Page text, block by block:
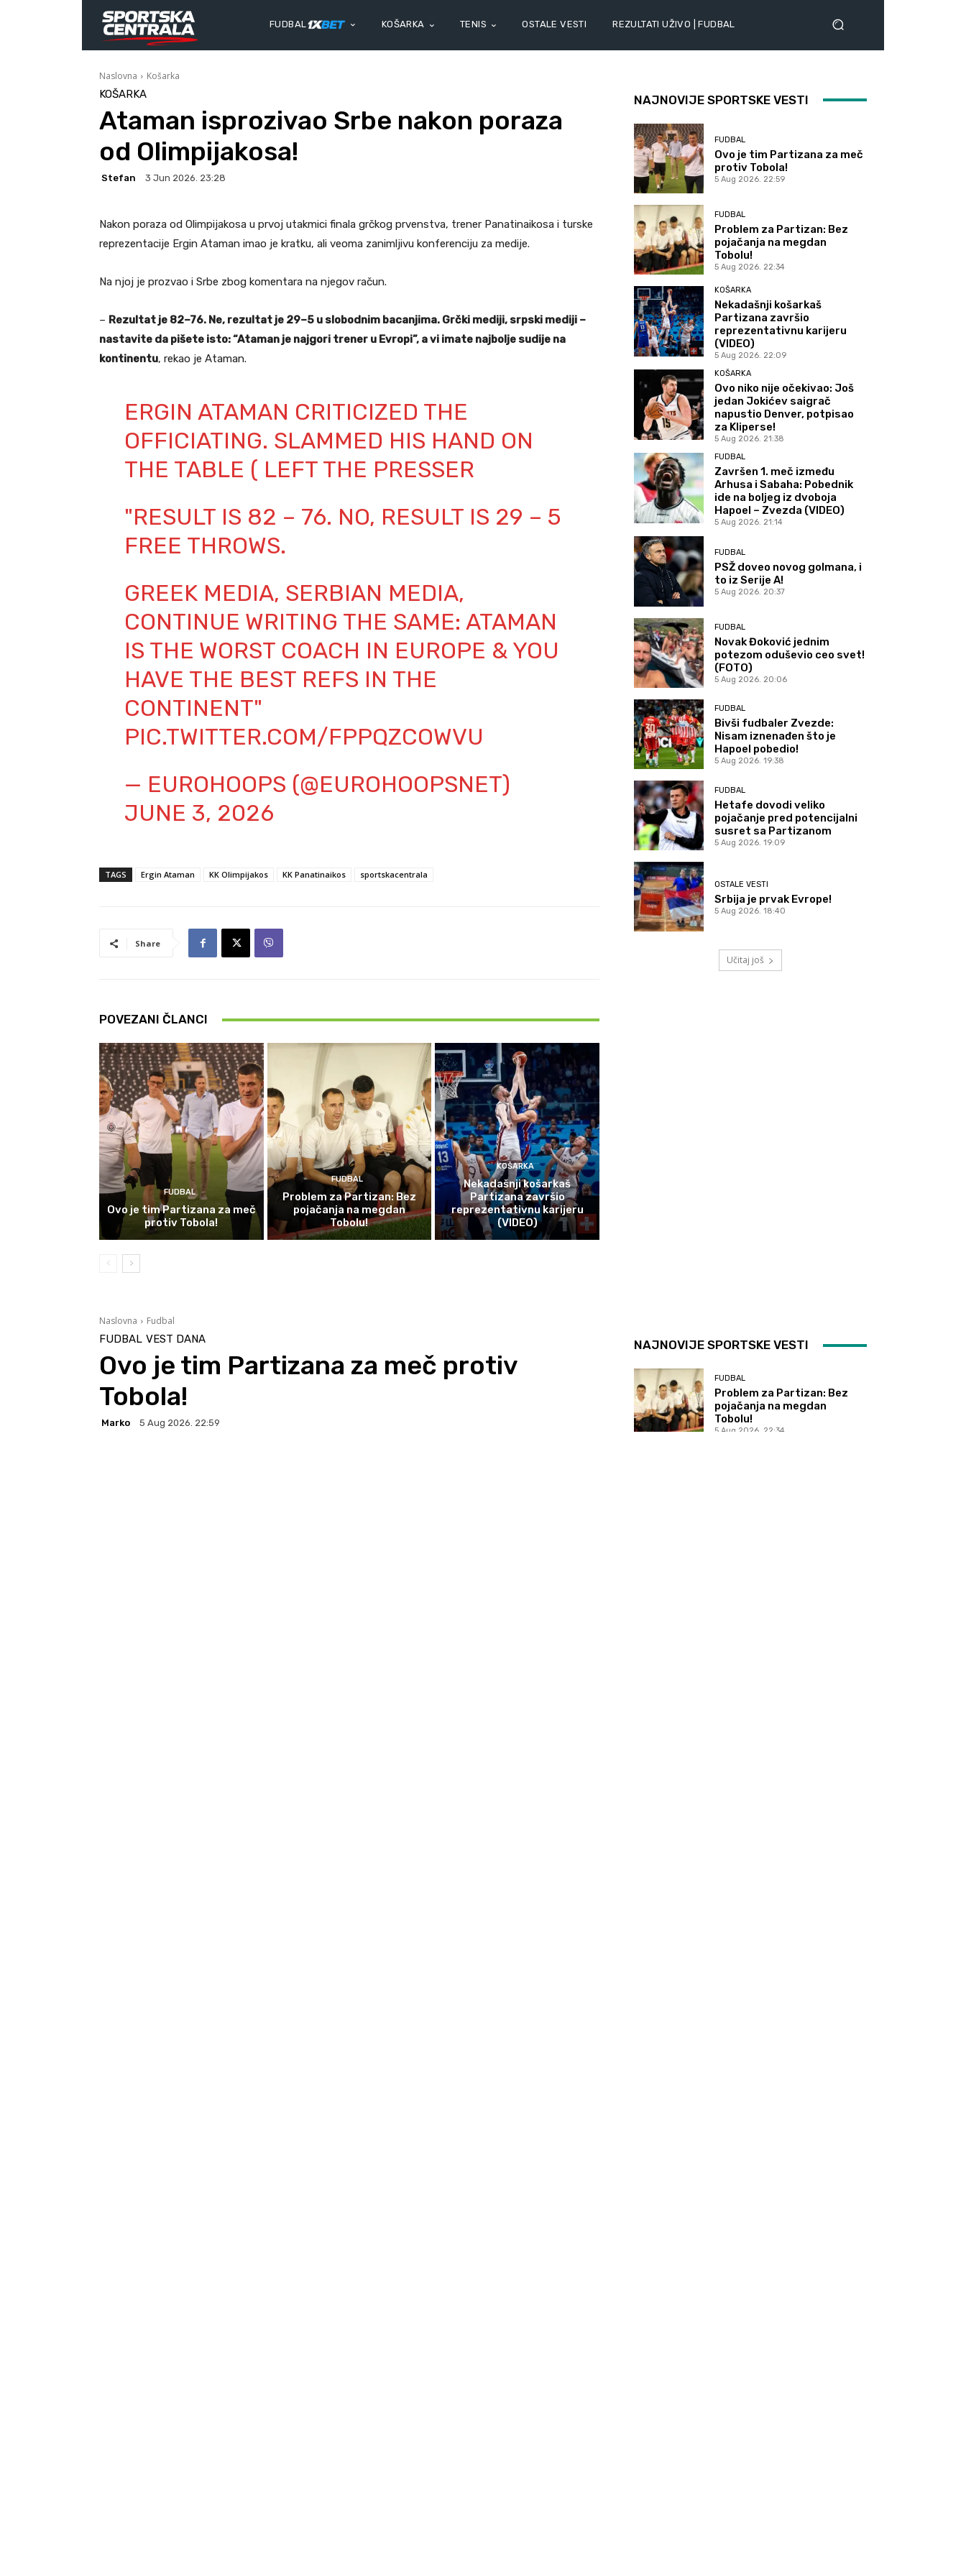
FUDBAL KOŠARKA TENIS OSTALE VESTI REZULTATI UŽIVO | FUDBAL
Naslovna Košarka
KOŠARKA
Ataman isprozivao Srbe nakon poraza
od Olimpijakosa!
Stefan 3 Jun 2026. 23:28
Nakon poraza od Olimpijakosa u prvoj utakmici finala grčkog prvenstva, trener Panatinaikosa i turske
reprezentacije Ergin Ataman imao je kratku, ali veoma zanimljivu konferenciju za medije.
Na njoj je prozvao i Srbe zbog komentara na njegov račun.
– Rezultat je 82–76. Ne, rezultat je 29–5 u slobodnim bacanjima. Grčki mediji, srpski mediji –
nastavite da pišete isto: “Ataman je najgori trener u Evropi”, a vi imate najbolje sudije na
kontinentu, rekao je Ataman.
ERGIN ATAMAN CRITICIZED THE
OFFICIATING. SLAMMED HIS HAND ON
THE TABLE ( LEFT THE PRESSER
"RESULT IS 82 – 76. NO, RESULT IS 29 – 5
FREE THROWS.
GREEK MEDIA, SERBIAN MEDIA,
CONTINUE WRITING THE SAME: ATAMAN
IS THE WORST COACH IN EUROPE & YOU
HAVE THE BEST REFS IN THE
CONTINENT"
PIC.TWITTER.COM/FPPQZCOWVU
— EUROHOOPS (@EUROHOOPSNET)
JUNE 3, 2026
TAGS Ergin Ataman KK Olimpijakos KK Panatinaikos sportskacentrala
Share
POVEZANI ČLANCI
FUDBAL
Ovo je tim Partizana za meč
protiv Tobola!
FUDBAL
Problem za Partizan: Bez
pojačanja na megdan
Tobolu!
KOŠARKA
Nekadašnji košarkaš
Partizana završio
reprezentativnu karijeru
(VIDEO)
NAJNOVIJE SPORTSKE VESTI
FUDBAL
Ovo je tim Partizana za meč
protiv Tobola!
5 Aug 2026. 22:59
FUDBAL
Problem za Partizan: Bez
pojačanja na megdan
Tobolu!
5 Aug 2026. 22:34
KOŠARKA
Nekadašnji košarkaš
Partizana završio
reprezentativnu karijeru
(VIDEO)
5 Aug 2026. 22:09
KOŠARKA
Ovo niko nije očekivao: Još
jedan Jokićev saigrač
napustio Denver, potpisao
za Kliperse!
5 Aug 2026. 21:38
FUDBAL
Završen 1. meč između
Arhusa i Sabaha: Pobednik
ide na boljeg iz dvoboja
Hapoel – Zvezda (VIDEO)
5 Aug 2026. 21:14
FUDBAL
PSŽ doveo novog golmana, i
to iz Serije A!
5 Aug 2026. 20:37
FUDBAL
Novak Đoković jednim
potezom oduševio ceo svet!
(FOTO)
5 Aug 2026. 20:06
FUDBAL
Bivši fudbaler Zvezde:
Nisam iznenađen što je
Hapoel pobedio!
5 Aug 2026. 19:38
FUDBAL
Hetafe dovodi veliko
pojačanje pred potencijalni
susret sa Partizanom
5 Aug 2026. 19:09
OSTALE VESTI
Srbija je prvak Evrope!
5 Aug 2026. 18:40
Učitaj još